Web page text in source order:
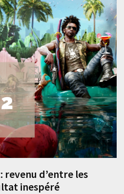
revenu d’entre les
inespéré